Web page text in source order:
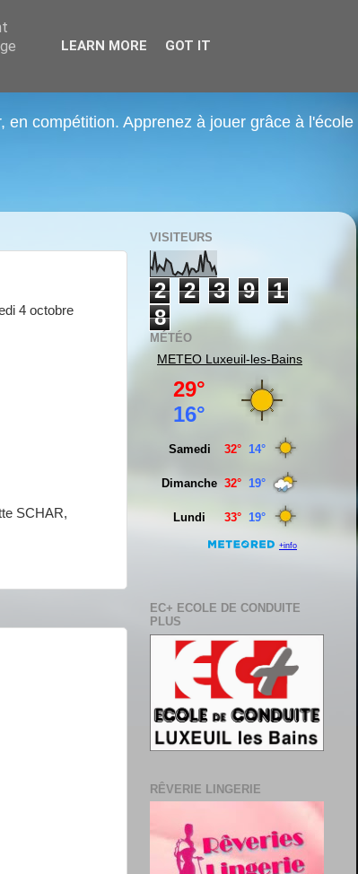
compétition. Apprenez à jouer grâce à l'école
4 octobre
SCHAR,
VISITEURS
2 2 3 9
1
8
MÉTÉO
METEO Luxeuil-les-Bains
EC+ ECOLE DE CONDUITE
PLUS
RÊVERIE LINGERIE
LEARN MORE GOT IT